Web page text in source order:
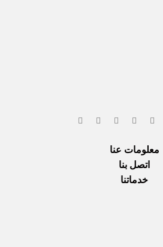
معلومات عنا
اتصل بنا
خدماتنا